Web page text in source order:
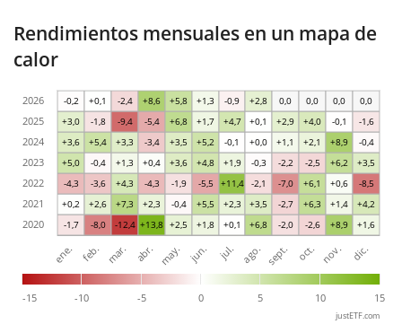
Rendimientos mensuales en un mapa de
calor
-1,7 -8,0 -12,4 +13,8 +2,5 +1,8 +0,1 +6,8 -2,0 -2,6 +8,9 +1,6
+0,2 +2,6 +7,3 +2,3 -0,4 +5,5 +2,3 +3,5 -2,7 +6,3 +1,4 +4,2
-4,3 -3,6 +4,3 -4,3 -1,9 -5,5 +11,4 -2,1 -7,0 +6,1 +0,6 -8,5
+5,0 -0,4 +1,3 +0,4 +3,6 +4,8 +1,9 -0,3 -2,2 -2,5 +6,2 +3,5
+3,6 +5,4 +3,3 -3,4 +3,5 +5,2 -0,1 +0,0 +1,1 +2,1 +8,9 -0,4
+3,0 -1,8 -9,4 -5,4 +6,8 +1,7 +4,7 +0,1 +2,9 +4,0 -0,1 -1,6
-0,2 +0,1 -2,4 +8,6 +5,8 +1,3 -0,9 +2,8 0,0 0,0 0,0 0,0
-15 -10 -5 0 5 10 15
ene. feb. mar. abr. may. jun. jul. ago. sept. oct. nov. dic.
2020
2021
2022
2023
2024
2025
2026
justETF.com